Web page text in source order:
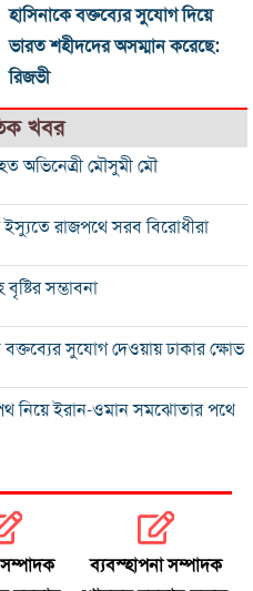
হাসিনাকে বক্তব্যের সুযোগ দিয়ে
ভারত শহীদদের অসম্মান করেছে:
রিজভী
খবর
অভিনেত্রী মৌসুমী মৌ
রাজপথে সরব বিরোধীরা
সম্ভাবনা
বক্তব্যের সুযোগ দেওয়ায় ঢাকার ক্ষোভ
নিয়ে ইরান-ওমান সমঝোতার পথে
চাইল ফিফা
সম্পাদক ব্যবস্হাপনা সম্পাদক